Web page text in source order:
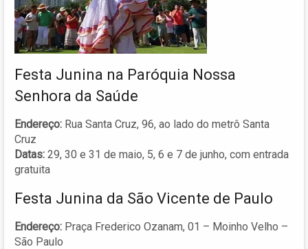
Festa Junina na Paróquia Nossa
Senhora da Saúde
Endereço: Rua Santa Cruz, 96, ao lado do metrô Santa
Cruz
Datas: 29, 30 e 31 de maio, 5, 6 e 7 de junho, com entrada
gratuita
Festa Junina da São Vicente de Paulo
Endereço: Praça Frederico Ozanam, 01 – Moinho Velho –
São Paulo